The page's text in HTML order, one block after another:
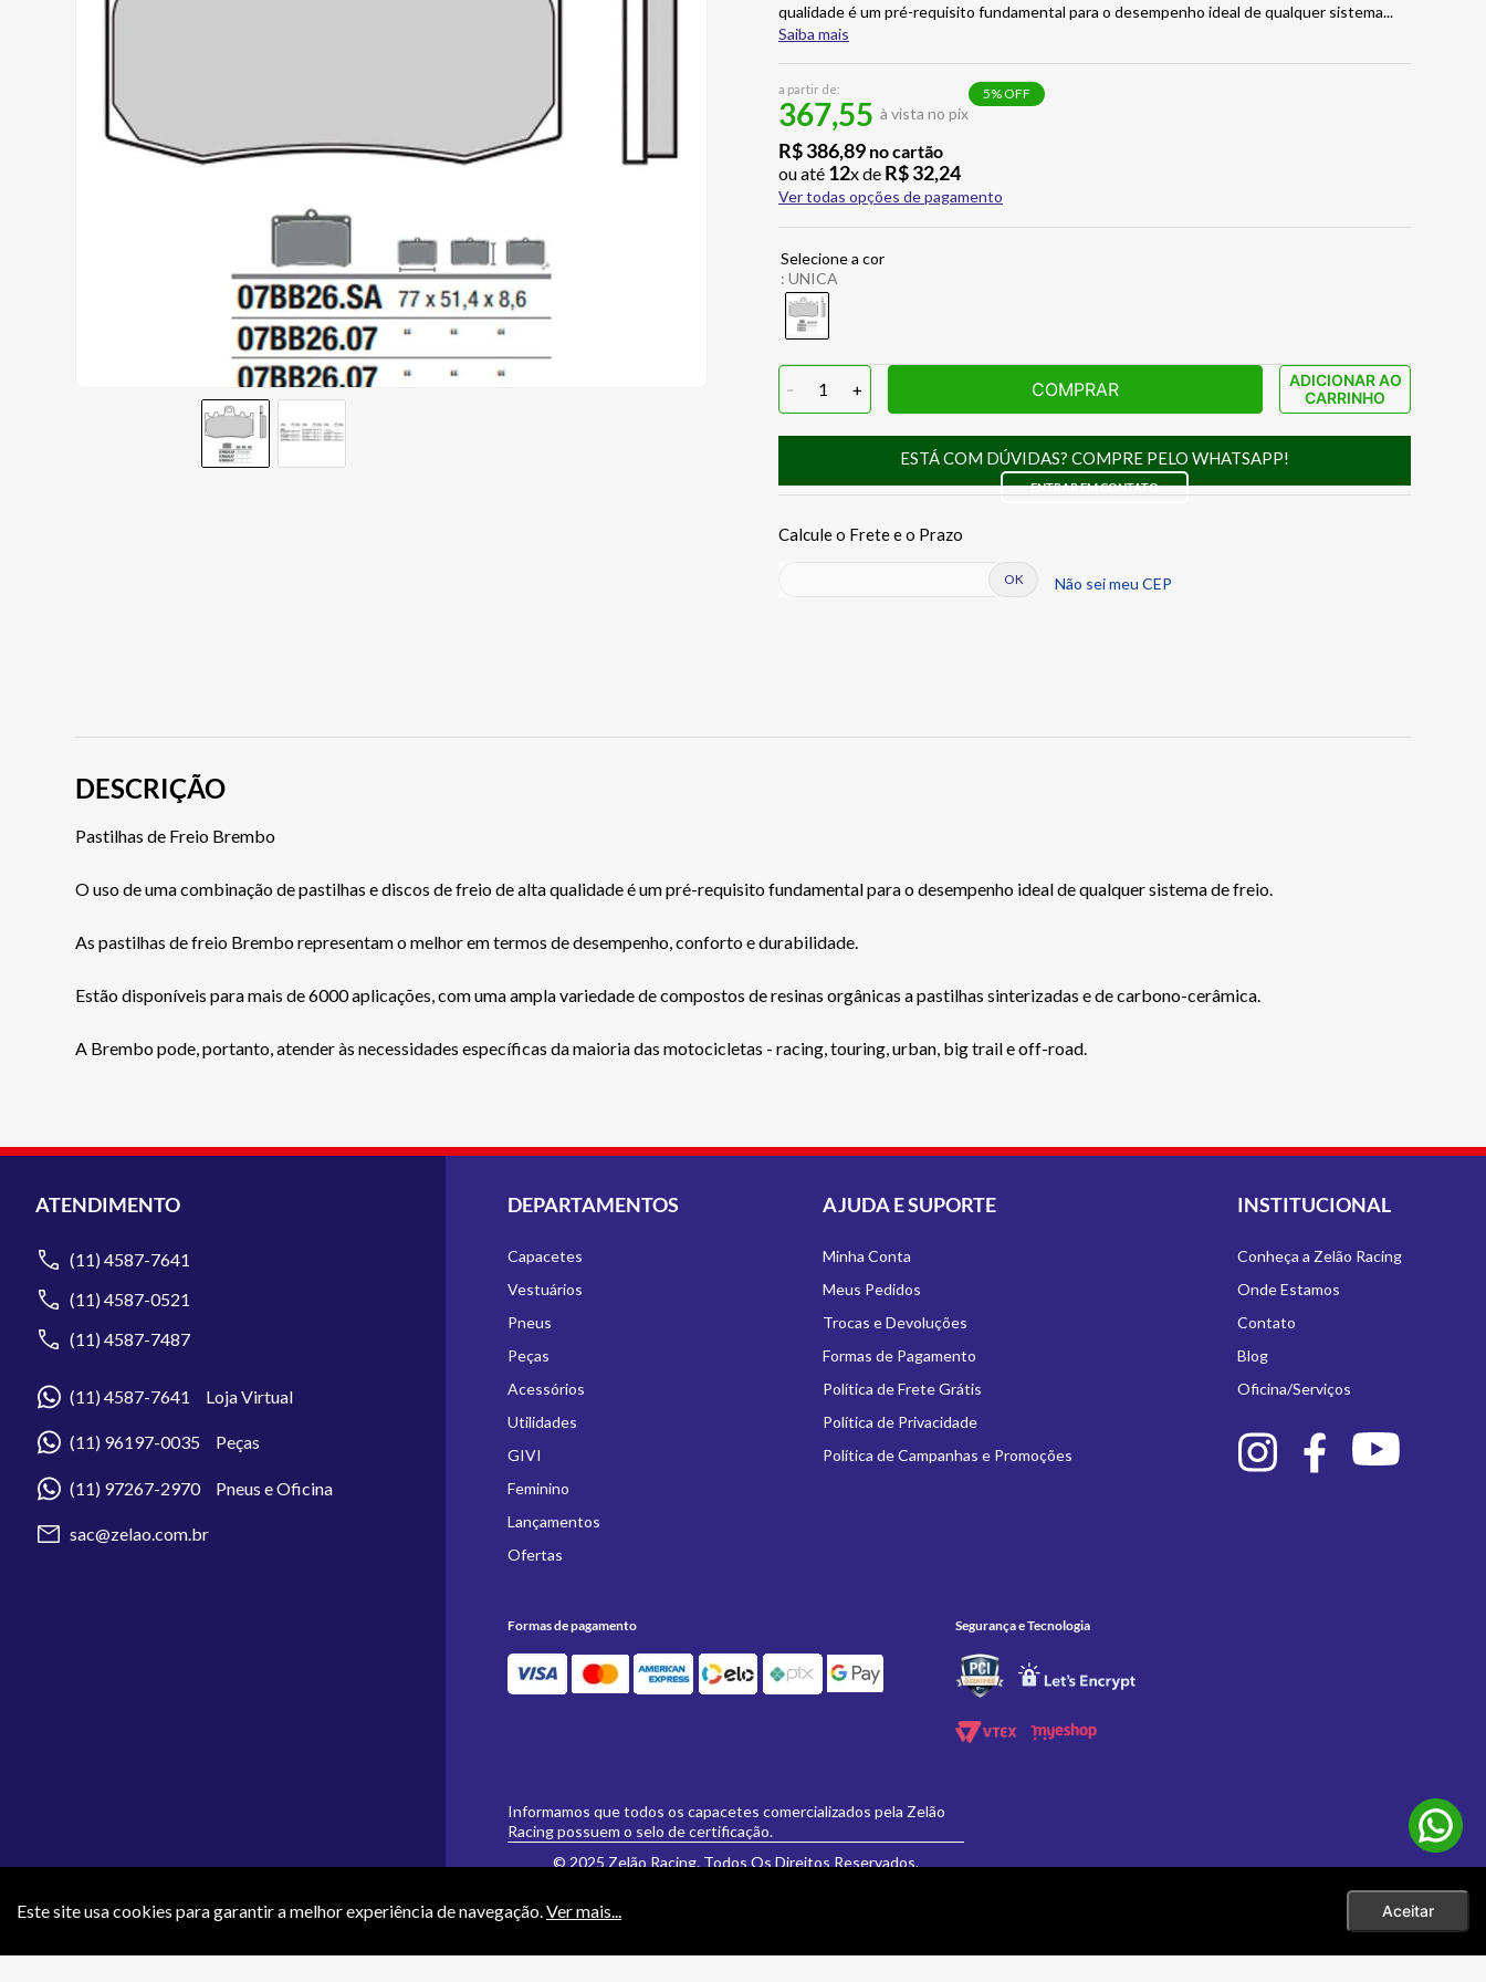
Este site usa cookies para garantir a melhor experiência de navegação.Ver mais... Aceitar
qualidade é um pré-requisito fundamental para o desempenho ideal de qualquer sistema...
Saiba mais
a partir de:
367,55 à vista no pix
5% OFF
R$386,89 no cartão
ou até 12x de R$32,24
Ver todas opções de pagamento
: UNICA
- 1 + COMPRAR
ADICIONAR AO
CARRINHO
ESTÁ COM DÚVIDAS? COMPRE PELO WHATSAPP!
ENTRAR EM CONTATO
Não sei meu CEP
DESCRIÇÃO
Pastilhas de Freio Brembo
O uso de uma combinação de pastilhas e discos de freio de alta qualidade é um pré-requisito fundamental para o desempenho ideal de qualquer sistema de freio.
As pastilhas de freio Brembo representam o melhor em termos de desempenho, conforto e durabilidade.
Estão disponíveis para mais de 6000 aplicações, com uma ampla variedade de compostos de resinas orgânicas a pastilhas sinterizadas e de carbono-cerâmica.
A Brembo pode, portanto, atender às necessidades específicas da maioria das motocicletas - racing, touring, urban, big trail e off-road.
ATENDIMENTO
(11) 4587-7641
(11) 4587-0521
(11) 4587-7487
(11) 4587-7641 Loja Virtual
(11) 96197-0035 Peças
(11) 97267-2970 Pneus e Oficina
sac@zelao.com.br
DEPARTAMENTOS
Capacetes
Vestuários
Pneus
Peças
Acessórios
Utilidades
GIVI
Feminino
Lançamentos
Ofertas
AJUDA E SUPORTE
Minha Conta
Meus Pedidos
Trocas e Devoluções
Formas de Pagamento
Política de Frete Grátis
Política de Privacidade
Política de Campanhas e Promoções
INSTITUCIONAL
Conheça a Zelão Racing
Onde Estamos
Contato
Blog
Oficina/Serviços
Formas de pagamento Segurança e Tecnologia
Informamos que todos os capacetes comercializados pela Zelão
Racing possuem o selo de certificação.
© 2025 Zelão Racing. Todos Os Direitos Reservados.
efetivamente formulados e aceitos não se aplicarão eventuais alterações posteriores de preço. |